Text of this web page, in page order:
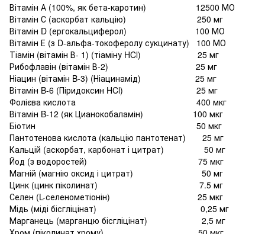
Вітамін А (100%, як бета-каротин) 12500 МО
Вітамін С (аскорбат кальцію) 250 мг
Вітамін D (ергокальциферол) 100 МО
Вітамін Е (з D-альфа-токоферолу сукцинату) 100 МО
Тіамін (вітамін В- 1) (тіаміну HCl) 25 мг
Рибофлавін (вітамін В-2) 25 мг
Ніацин (вітамін B-3) (Ніацинамід) 25 мг
Вітамін B-6 (Піридоксин HCl) 25 мг
Фолієва кислота 400 мкг
Вітамін B-12 (як Цианокобаламін) 100 мкг
Біотин 50 мкг
Пантотенова кислота (кальцію пантотенат) 25 мг
Кальцій (аскорбат, карбонат і цитрат) 50 мг
Йод (з водоростей) 75 мкг
Магній (магнію оксид і цитрат) 50 мг
Цинк (цинк піколинат) 7.5 мг
Селен (L-селенометіонін) 25 мкг
Мідь (міді бісгліцінат) 0,25 мг
Марганець (марганцю бісгліцінат) 2,5 мг